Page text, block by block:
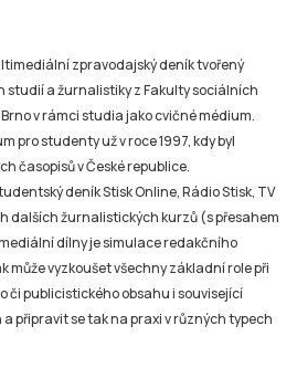
zpravodajský deník tvořený
a žurnalistiky z Fakulty sociálních
v rámci studia jako cvičné médium.
pro studenty už v roce 1997, kdy byl
časopisů v České republice.
deník Stisk Online, Rádio Stisk, TV
dalších žurnalistických kurzů (s přesahem
dílny je simulace redakčního
může vyzkoušet všechny základní role při
či publicistického obsahu i související
připravit se tak na praxi v různých typech